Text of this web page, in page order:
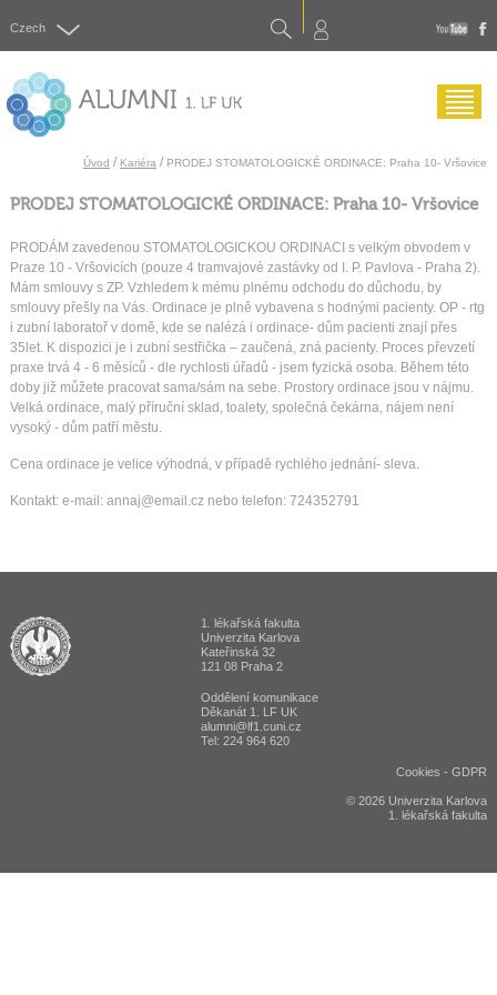
Czech Search
Úvod / Kariéra / PRODEJ STOMATOLOGICKÉ ORDINACE: Praha 10- Vršovice
PRODEJ STOMATOLOGICKÉ ORDINACE: Praha 10- Vršovice
PRODÁM zavedenou STOMATOLOGICKOU ORDINACI s velkým obvodem v
Praze 10 - Vršovicích (pouze 4 tramvajové zastávky od I. P. Pavlova - Praha 2).
Mám smlouvy s ZP. Vzhledem k mému plnému odchodu do důchodu, by
smlouvy přešly na Vás. Ordinace je plně vybavena s hodnými pacienty. OP - rtg
i zubní laboratoř v domě, kde se nalézá i ordinace- dům pacienti znají přes
35let. K dispozici je i zubní sestřička – zaučená, zná pacienty. Proces převzetí
praxe trvá 4 - 6 měsíců - dle rychlosti úřadů - jsem fyzická osoba. Během této
doby již můžete pracovat sama/sám na sebe. Prostory ordinace jsou v nájmu.
Velká ordinace, malý příruční sklad, toalety, společná čekárna, nájem není
vysoký - dům patří městu.
Cena ordinace je velice výhodná, v případě rychlého jednání- sleva.
Kontakt: e-mail: annaj@email.cz nebo telefon: 724352791
ALUMNI 1. lékařská fakulta Univerzita Karlova v Praze
1. lékařská fakulta
Univerzita Karlova
Kateřinská 32
121 08 Praha 2
Oddělení komunikace
Děkanát 1. LF UK
alumni@lf1.cuni.cz
Tel: 224 964 620
Cookies -GDPR
© 2026 Univerzita Karlova
1. lékařská fakulta